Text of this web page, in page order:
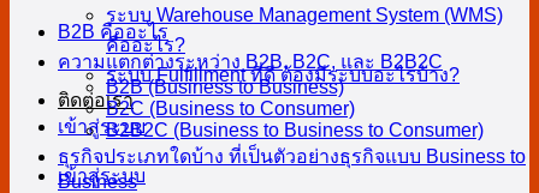
ระบบ Warehouse Management System (WMS)
คืออะไร?
ระบบ Fulfillment ที่ดี ต้องมีระบบอะไรบ้าง?
ติดต่อเรา
เข้าสู่ระบบ
เข้าสู่ระบบ
B2B คืออะไร
ความแตกต่างระหว่าง B2B, B2C, และ B2B2C
B2B (Business to Business)
B2C (Business to Consumer)
B2B2C (Business to Business to Consumer)
ธุรกิจประเภทใดบ้าง ที่เป็นตัวอย่างธุรกิจแบบ Business to
Business